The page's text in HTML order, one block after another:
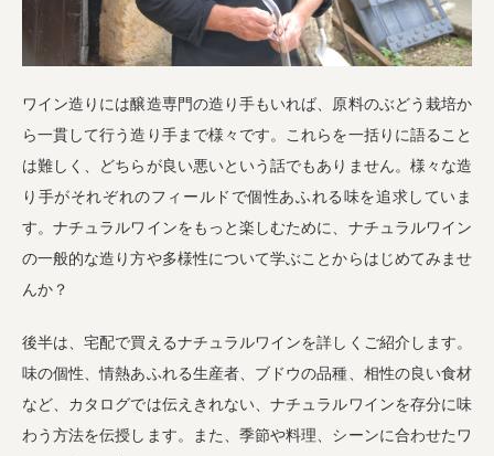
ワイン造りには醸造専門の造り手もいれば、原料のぶどう栽培か
ら一貫して行う造り手まで様々です。これらを一括りに語ること
は難しく、どちらが良い悪いという話でもありません。様々な造
り手がそれぞれのフィールドで個性あふれる味を追求していま
す。ナチュラルワインをもっと楽しむために、ナチュラルワイン
の一般的な造り方や多様性について学ぶことからはじめてみませ
んか？
後半は、宅配で買えるナチュラルワインを詳しくご紹介します。
味の個性、情熱あふれる生産者、ブドウの品種、相性の良い食材
など、カタログでは伝えきれない、ナチュラルワインを存分に味
わう方法を伝授します。また、季節や料理、シーンに合わせたワ